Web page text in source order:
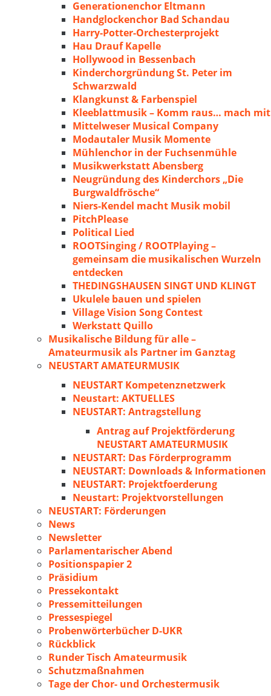
Generationenchor Eltmann
Handglockenchor Bad Schandau
Harry-Potter-Orchesterprojekt
Hau Drauf Kapelle
Hollywood in Bessenbach
Kinderchorgründung St. Peter im
Schwarzwald
Klangkunst & Farbenspiel
Kleeblattmusik – Komm raus… mach mit
Mittelweser Musical Company
Modautaler Musik Momente
Mühlenchor in der Fuchsenmühle
Musikwerkstatt Abensberg
Neugründung des Kinderchors „Die
Burgwaldfrösche“
Niers-Kendel macht Musik mobil
PitchPlease
Political Lied
ROOTSinging / ROOTPlaying –
gemeinsam die musikalischen Wurzeln
entdecken
THEDINGSHAUSEN SINGT UND KLINGT
Ukulele bauen und spielen
Village Vision Song Contest
Werkstatt Quillo
Musikalische Bildung für alle –
Amateurmusik als Partner im Ganztag
NEUSTART AMATEURMUSIK
NEUSTART Kompetenznetzwerk
Neustart: AKTUELLES
NEUSTART: Antragstellung
Antrag auf Projektförderung
NEUSTART AMATEURMUSIK
NEUSTART: Das Förderprogramm
NEUSTART: Downloads & Informationen
NEUSTART: Projektfoerderung
Neustart: Projektvorstellungen
NEUSTART: Förderungen
News
Newsletter
Parlamentarischer Abend
Positionspapier 2
Präsidium
Pressekontakt
Pressemitteilungen
Pressespiegel
Probenwörterbücher D-UKR
Rückblick
Runder Tisch Amateurmusik
Schutzmaßnahmen
Tage der Chor- und Orchestermusik